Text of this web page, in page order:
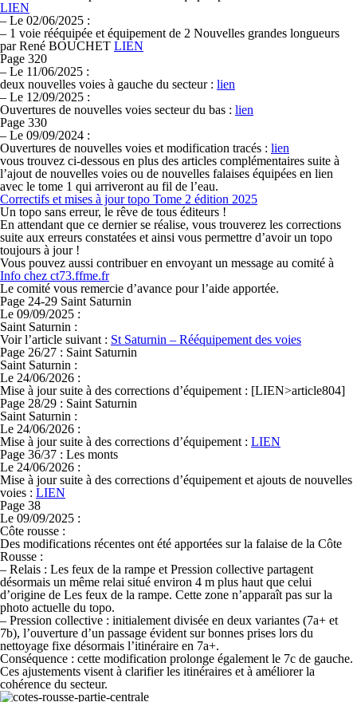
LIEN
– Le 02/06/2025 :
– 1 voie rééquipée et équipement de 2 Nouvelles grandes longueurs
par René BOUCHET LIEN
Page 320
– Le 11/06/2025 :
deux nouvelles voies à gauche du secteur : lien
– Le 12/09/2025 :
Ouvertures de nouvelles voies secteur du bas : lien
Page 330
– Le 09/09/2024 :
Ouvertures de nouvelles voies et modification tracés : lien
vous trouvez ci-dessous en plus des articles complémentaires suite à
l’ajout de nouvelles voies ou de nouvelles falaises équipées en lien
avec le tome 1 qui arriveront au fil de l’eau.
Correctifs et mises à jour topo Tome 2 édition 2025
Un topo sans erreur, le rêve de tous éditeurs !
En attendant que ce dernier se réalise, vous trouverez les corrections
suite aux erreurs constatées et ainsi vous permettre d’avoir un topo
toujours à jour !
Vous pouvez aussi contribuer en envoyant un message au comité à
Info chez ct73.ffme.fr
Le comité vous remercie d’avance pour l’aide apportée.
Page 24-29 Saint Saturnin
Le 09/09/2025 :
Saint Saturnin :
Voir l’article suivant : St Saturnin – Rééquipement des voies
Page 26/27 : Saint Saturnin
Saint Saturnin :
Le 24/06/2026 :
Mise à jour suite à des corrections d’équipement : [LIEN>article804]
Page 28/29 : Saint Saturnin
Saint Saturnin :
Le 24/06/2026 :
Mise à jour suite à des corrections d’équipement : LIEN
Page 36/37 : Les monts
Le 24/06/2026 :
Mise à jour suite à des corrections d’équipement et ajouts de nouvelles
voies : LIEN
Page 38
Le 09/09/2025 :
Côte rousse :
Des modifications récentes ont été apportées sur la falaise de la Côte
Rousse :
– Relais : Les feux de la rampe et Pression collective partagent
désormais un même relai situé environ 4 m plus haut que celui
d’origine de Les feux de la rampe. Cette zone n’apparaît pas sur la
photo actuelle du topo.
– Pression collective : initialement divisée en deux variantes (7a+ et
7b), l’ouverture d’un passage évident sur bonnes prises lors du
nettoyage fixe désormais l’itinéraire en 7a+.
Conséquence : cette modification prolonge également le 7c de gauche.
Ces ajustements visent à clarifier les itinéraires et à améliorer la
cohérence du secteur.